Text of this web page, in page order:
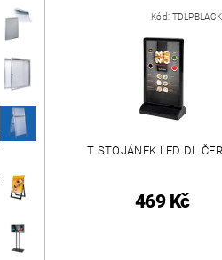
Kód:
T STOJÁNEK LED DL
469 Kč